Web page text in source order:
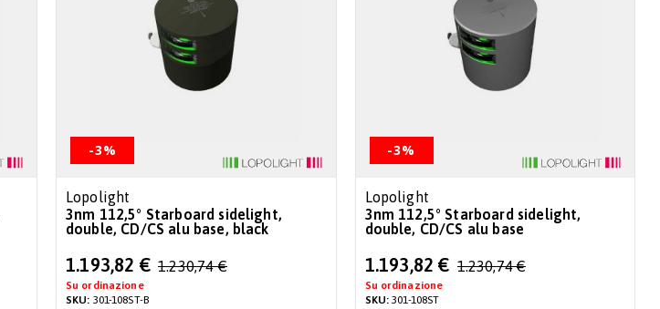
-3%
Lopolight
3nm 112,5° Starboard sidelight,
double, CD/CS alu base, black
Special
Price
1.193,82 € 1.230,74 €
Su ordinazione
SKU: 301-108ST-B
-3%
Lopolight
3nm 112,5° Starboard sidelight,
double, CD/CS alu base
Special
Price
1.193,82 € 1.230,74 €
Su ordinazione
SKU:301-108ST